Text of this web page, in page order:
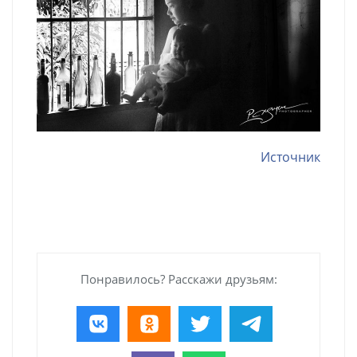
Источник
Понравилось? Расскажи друзьям: